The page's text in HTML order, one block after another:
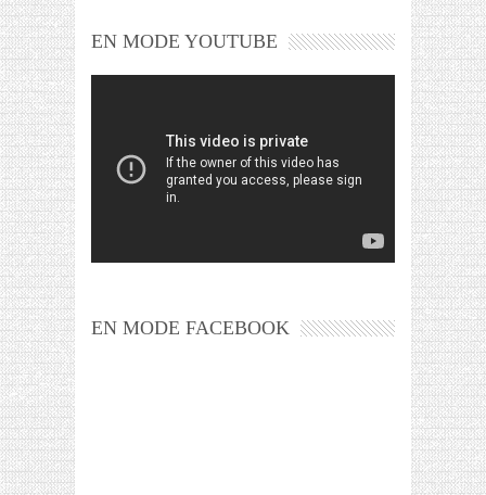
EN MODE YOUTUBE
EN MODE FACEBOOK